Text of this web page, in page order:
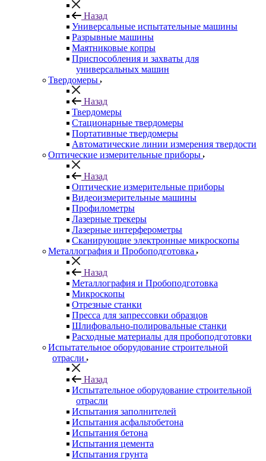
Назад
Универсальные испытательные машины
Разрывные машины
Маятниковые копры
Приспособления и захваты для
универсальных машин
Твердомеры
Назад
Твердомеры
Стационарные твердомеры
Портативные твердомеры
Автоматические линии измерения твердости
Оптические измерительные приборы
Назад
Оптические измерительные приборы
Видеоизмерительные машины
Профилометры
Лазерные трекеры
Лазерные интерферометры
Сканирующие электронные микроскопы
Металлография и Пробоподготовка
Назад
Металлография и Пробоподготовка
Микроскопы
Отрезные станки
Пресса для запрессовки образцов
Шлифовально-полировальные станки
Расходные материалы для пробоподготовки
Испытательное оборудование строительной
отрасли
Назад
Испытательное оборудование строительной
отрасли
Испытания заполнителей
Испытания асфальтобетона
Испытания бетона
Испытания цемента
Испытания грунта